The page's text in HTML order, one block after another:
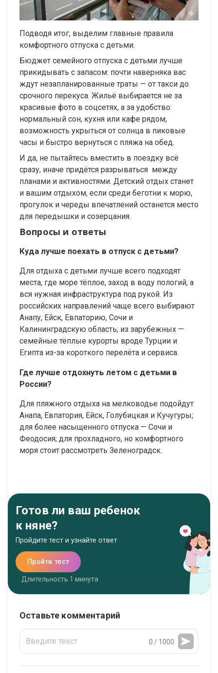
Подводя итог, выделим главные правила
комфортного отпуска с детьми.
Бюджет семейного отпуска с детьми лучше
прикидывать с запасом: почти наверняка вас
ждут незапланированные траты — от такси до
срочного перекуса. Жильё выбирается не за
красивые фото в соцсетях, а за удобство:
нормальный сон, кухня или кафе рядом,
возможность укрыться от солнца в пиковые
часы и быстро вернуться с пляжа на обед.
И да, не пытайтесь вместить в поездку всё
сразу, иначе придётся разрываться между
планами и активностями. Детский отдых станет
и вашим отдыхом, если среди беготни к морю,
прогулок и череды впечатлений останется место
для передышки и созерцания.
Вопросы и ответы
Куда лучше поехать в отпуск с детьми?
Для отдыха с детьми лучше всего подходят
места, где море тёплое, заход в воду пологий, а
вся нужная инфраструктура под рукой. Из
российских направлений чаще всего выбирают
Анапу, Ейск, Евпаторию, Сочи и
Калининградскую область; из зарубежных —
семейные тёплые курорты вроде Турции и
Египта из-за короткого перелёта и сервиса.
Где лучше отдохнуть летом с детьми в
России?
Для пляжного отдыха на мелководье подойдут
Анапа, Евпатория, Ейск, Голубицкая и Кучугуры;
для более насыщенного отпуска — Сочи и
Феодосия; для прохладного, но комфортного
моря стоит рассмотреть Зеленоградск.
Готов ли ваш ребенок
к няне?
Пройдите тест и узнайте ответ
Пройти тест
Длительность 1 минута
Оставьте комментарий
0 / 1000